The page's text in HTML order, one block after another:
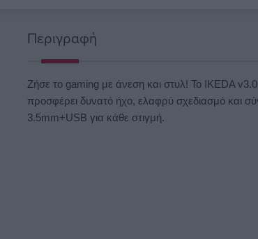
Περιγραφή
Ζήσε το gaming με άνεση και στυλ! Το IKEDA v3.0
προσφέρει δυνατό ήχο, ελαφρύ σχεδιασμό και
3.5mm+USB για κάθε στιγμή.